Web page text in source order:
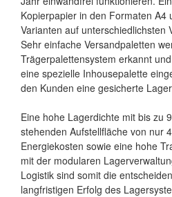
Kopierpapier in den Formaten A4
Varianten auf unterschiedlichsten
Sehr einfache Versandpaletten
Trägerpalettensystem erkannt
eine spezielle Inhousepalette
den Kunden eine gesicherte
Eine hohe Lagerdichte mit bis zu
stehenden Aufstellfläche von nur
Energiekosten sowie eine hohe
mit der modularen
Logistik sind somit die
langfristigen Erfolg des